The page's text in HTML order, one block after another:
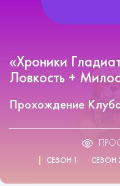
«Хроники
Ловкость +
Прохождение
СЕЗОН 1 СЕЗОН